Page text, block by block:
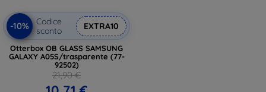
-10%
Codice
sconto
EXTRA10
Otterbox OB GLASS SAMSUNG
GALAXY A05S/trasparente (77-
92502)
21,90 €